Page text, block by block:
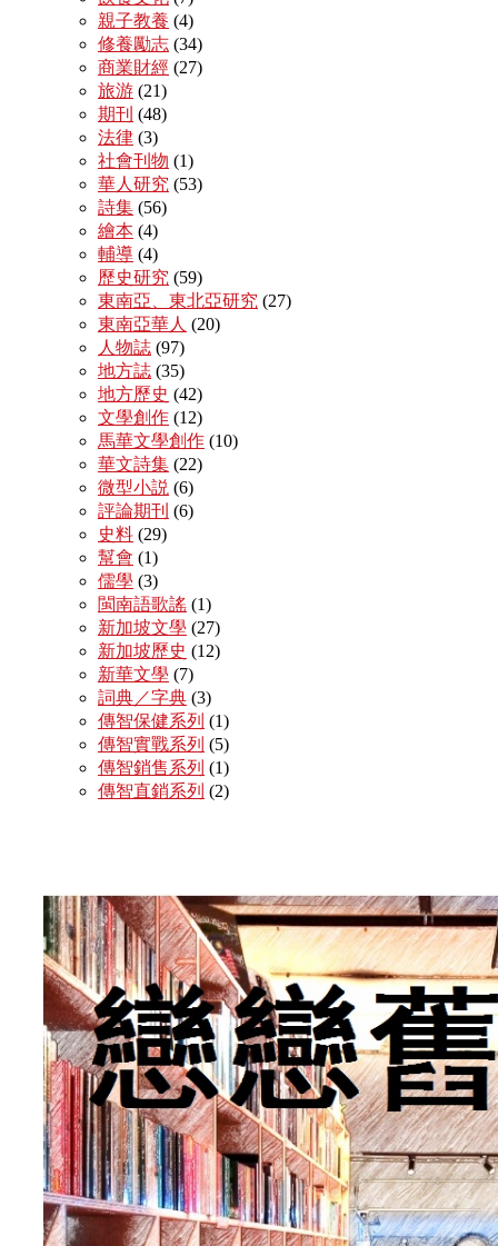
親子教養 (4)
修養勵志 (34)
商業財經 (27)
旅游 (21)
期刊 (48)
法律 (3)
社會刊物 (1)
華人研究 (53)
詩集 (56)
繪本 (4)
輔導 (4)
歷史研究 (59)
東南亞、東北亞研究 (27)
東南亞華人 (20)
人物誌 (97)
地方誌 (35)
地方歷史 (42)
文學創作 (12)
馬華文學創作 (10)
華文詩集 (22)
微型小説 (6)
評論期刊 (6)
史料 (29)
幫會 (1)
儒學 (3)
閩南語歌謠 (1)
新加坡文學 (27)
新加坡歷史 (12)
新華文學 (7)
詞典／字典 (3)
傳智保健系列 (1)
傳智實戰系列 (5)
傳智銷售系列 (1)
傳智直銷系列 (2)